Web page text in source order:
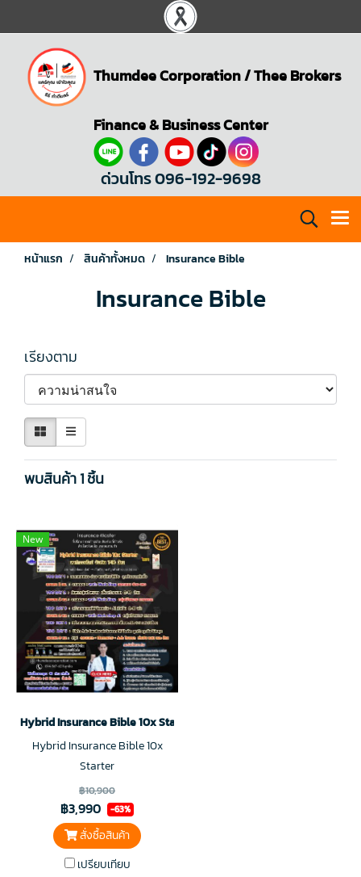
Thumdee Corporation/Thee Brokers
Finance & Business Center
ด่วนโทร 096-192-9698
หน้าแรก สินค้าทั้งหมด Insurance Bible
Insurance Bible
เรียงตาม
พบสินค้า 1 ชิ้น
New
Hybrid Insurance Bible 10x Starter
Hybrid Insurance Bible 10x
Starter
฿10,900
฿3,990 -63%
สั่งซื้อสินค้า
เปรียบเทียบ